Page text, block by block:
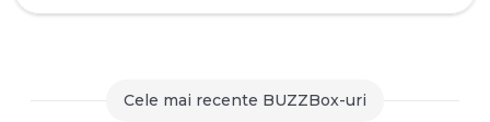
a
290,00 lei.
curent
79,90 lei.
Cele mai recente BUZZBox-uri